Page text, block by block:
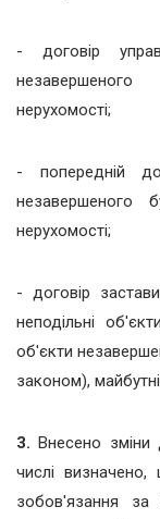
- договір
нерухомості;
- попередній
незавершеного
нерухомості;
- договір
неподільні
об'єкти
законом),
3. Внесено зміни
числі
зобов'язання за